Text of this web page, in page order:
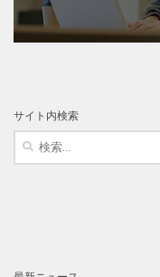
サイト内検索